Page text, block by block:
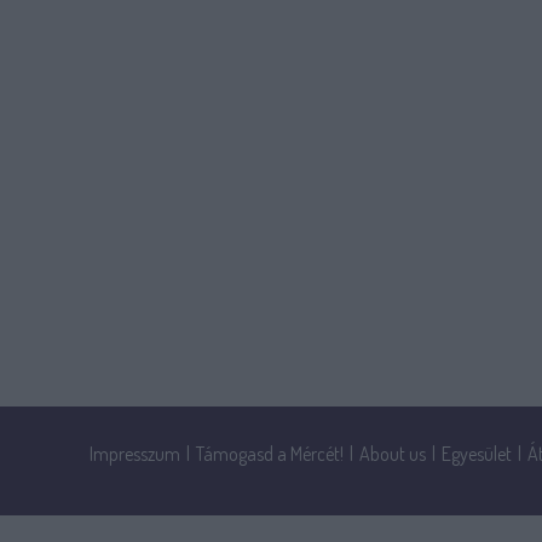
Impresszum Támogasd a Mércét! About us Egyesület